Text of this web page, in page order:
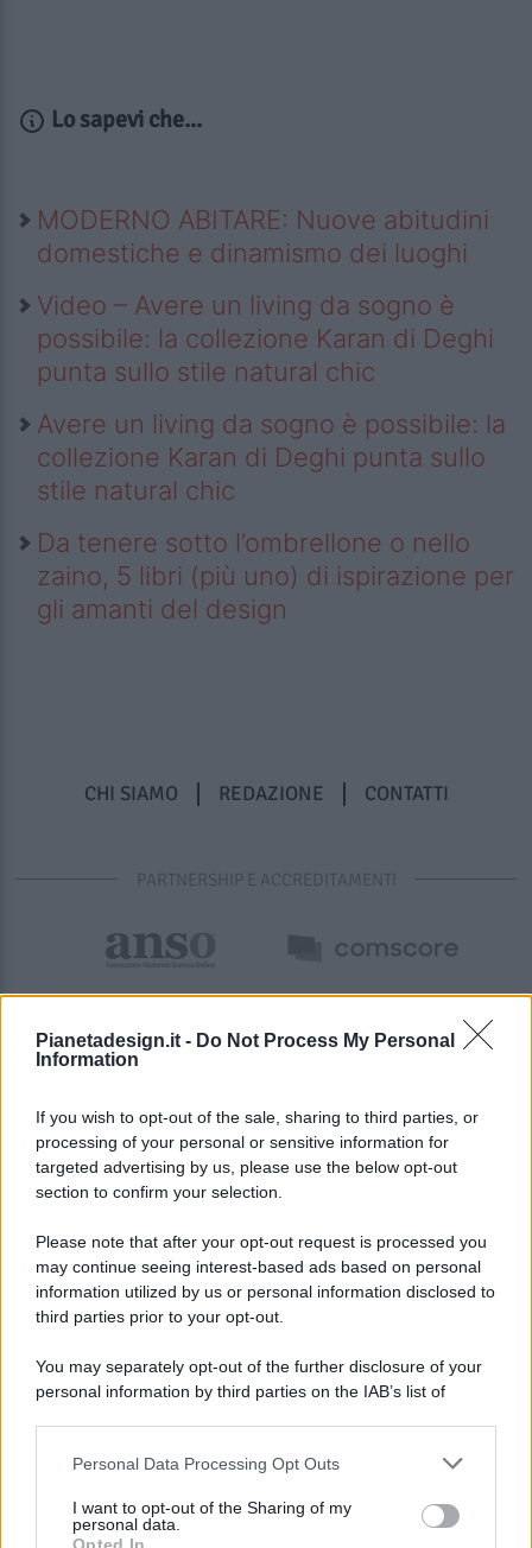
Pianetadesign.it - Do Not Process My Personal
Information
If you wish to opt-out of the sale, sharing to third parties, or
processing of your personal or sensitive information for
targeted advertising by us, please use the below opt-out
section to confirm your selection.
Please note that after your opt-out request is processed you
may continue seeing interest-based ads based on personal
information utilized by us or personal information disclosed to
third parties prior to your opt-out.
You may separately opt-out of the further disclosure of your
personal information by third parties on the IAB’s list of
This information may also be disclosed by us to third parties
disclose it to other third parties.
Personal Data Processing Opt Outs
I want to opt-out of the Sharing of my
personal data.
Lo sapevi che...
MODERNO ABITARE: Nuove abitudini
domestiche e dinamismo dei luoghi
Video – Avere un living da sogno è
possibile: la collezione Karan di Deghi
punta sullo stile natural chic
Avere un living da sogno è possibile: la
collezione Karan di Deghi punta sullo
stile natural chic
Da tenere sotto l’ombrellone o nello
zaino, 5 libri (più uno) di ispirazione per
gli amanti del design
CHI SIAMO REDAZIONE CONTATTI
PARTNERSHIP E ACCREDITAMENTI
© 2026 - Pianeta Design - P.IVA 04827280654 - Testata
Registrata Al Tribunale Di Nocera Inferiore N. 8/2020 - RG N.
ISCRIZIONE AL ROC N. 35792 – ISCRITTA ALL’ANSO
(ASSOCIAZIONE NAZIONALE STAMPA ONLINE)
PREFERENZE PRIVACY